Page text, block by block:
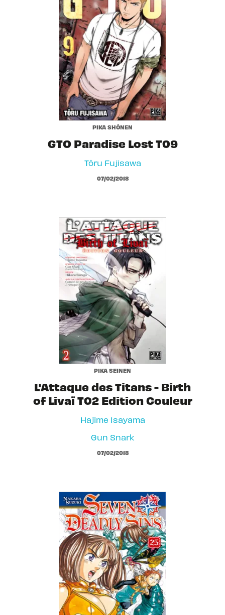
PIKA SHÔNEN
GTO Paradise Lost T09
Tôru Fujisawa
07/02/2018
PIKA SEINEN
L'Attaque des Titans - Birth
of Livaï T02 Edition Couleur
Hajime Isayama
Gun Snark
07/02/2018